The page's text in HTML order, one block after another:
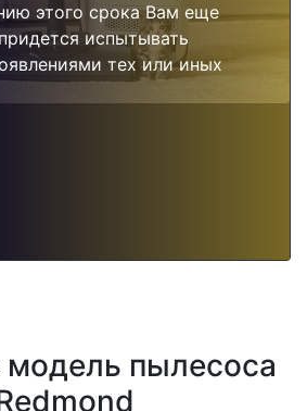
этого срока Вам еще
испытывать
тех или иных
пылесоса